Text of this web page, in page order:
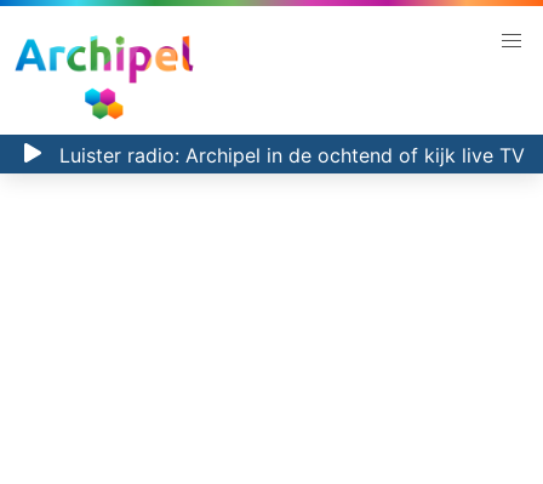
Luister radio: Archipel in de ochtend of kijk live TV